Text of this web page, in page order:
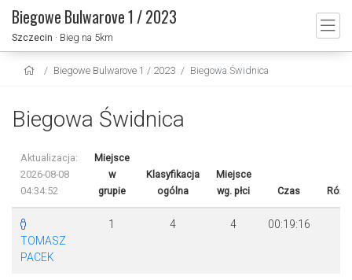
Biegowe Bulwarove 1 / 2023
Szczecin · Bieg na 5km
Biegowe Bulwarove 1 / 2023 Biegowa Świdnica
Biegowa Świdnica
Aktualizacja:
2026-08-08
04:34:52
Miejsce
w
grupie
Klasyfikacja
ogólna
Miejsce
wg. płci
Czas
TOMASZ
PACEK
1 4 4 00:19:16